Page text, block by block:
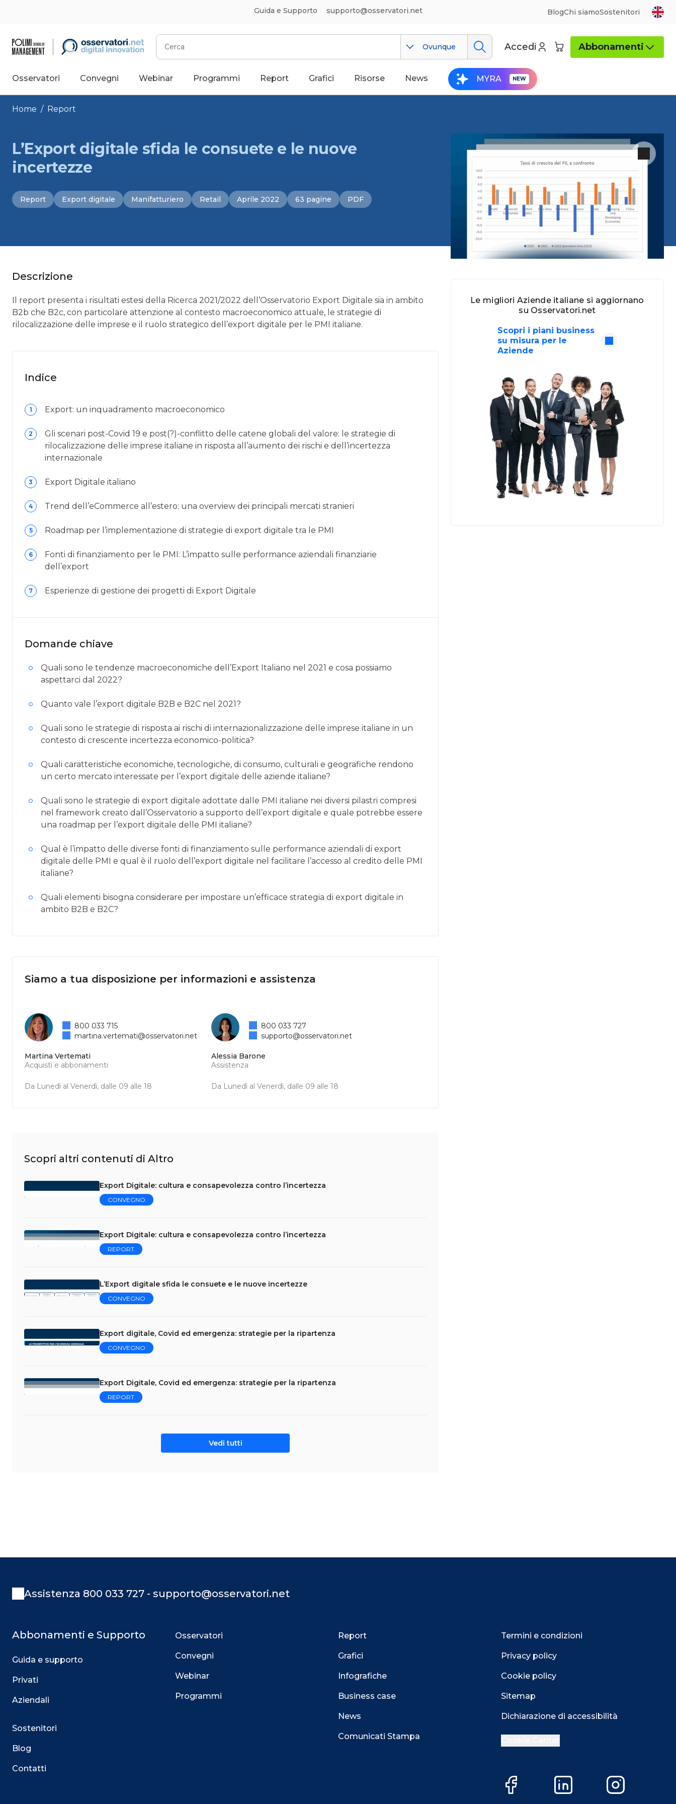
Guida e Supporto supporto@osservatori.net BlogChi siamoSostenitori
Cerca
Ovunque Accedi Abbonamenti
Osservatori Convegni Webinar Programmi Report Grafici Risorse News MYRA
Home / Report
L’Export digitale sfida le consuete e le nuove
incertezze
Report Export digitale Manifatturiero Retail Aprile 2022 63 pagine PDF
Descrizione
Il report presenta i risultati estesi della Ricerca 2021/2022 dell’Osservatorio Export Digitale sia in ambito
B2b che B2c, con particolare attenzione al contesto macroeconomico attuale, le strategie di
rilocalizzazione delle imprese e il ruolo strategico dell’export digitale per le PMI italiane.
Indice
1 Export: un inquadramento macroeconomico
2
Gli scenari post-Covid 19 e post(?)-conflitto delle catene globali del valore: le strategie di
rilocalizzazione delle imprese italiane in risposta all’aumento dei rischi e dell’incertezza
internazionale
3 Export Digitale italiano
4 Trend dell’eCommerce all’estero: una overview dei principali mercati stranieri
5 Roadmap per l’implementazione di strategie di export digitale tra le PMI
6
Fonti di finanziamento per le PMI: L’impatto sulle performance aziendali finanziarie
dell’export
7 Esperienze di gestione dei progetti di Export Digitale
Domande chiave
Quali sono le tendenze macroeconomiche dell’Export Italiano nel 2021 e cosa possiamo
aspettarci dal 2022?
Quanto vale l’export digitale B2B e B2C nel 2021?
Quali sono le strategie di risposta ai rischi di internazionalizzazione delle imprese italiane in un
contesto di crescente incertezza economico-politica?
Quali caratteristiche economiche, tecnologiche, di consumo, culturali e geografiche rendono
un certo mercato interessate per l’export digitale delle aziende italiane?
Quali sono le strategie di export digitale adottate dalle PMI italiane nei diversi pilastri compresi
nel framework creato dall’Osservatorio a supporto dell’export digitale e quale potrebbe essere
una roadmap per l’export digitale delle PMI italiane?
Qual è l’impatto delle diverse fonti di finanziamento sulle performance aziendali di export
digitale delle PMI e qual è il ruolo dell’export digitale nel facilitare l’accesso al credito delle PMI
italiane?
Quali elementi bisogna considerare per impostare un’efficace strategia di export digitale in
ambito B2B e B2C?
Siamo a tua disposizione per informazioni e assistenza
Martina Vertemati
Acquisti e abbonamenti
Da Lunedì al Venerdì, dalle 09 alle 18
800 033 715
martina.vertemati@osservatori.net
Alessia Barone
Assistenza
Da Lunedì al Venerdì, dalle 09 alle 18
800 033 727
supporto@osservatori.net
Scopri altri contenuti di Altro
Export Digitale: cultura e consapevolezza contro l’incertezza
CONVEGNO
Export Digitale: cultura e consapevolezza contro l’incertezza
REPORT
L’Export digitale sfida le consuete e le nuove incertezze
CONVEGNO
Export digitale, Covid ed emergenza: strategie per la ripartenza
CONVEGNO
Export Digitale, Covid ed emergenza: strategie per la ripartenza
REPORT
Vedi tutti
Le migliori Aziende italiane si aggiornano
su Osservatori.net
Scopri i piani business
su misura per le
Aziende
Assistenza 800 033 727 - supporto@osservatori.net
Abbonamenti e Supporto
Guida e supporto
Privati
Aziendali
Sostenitori
Blog
Contatti
Osservatori
Convegni
Webinar
Programmi
Report
Grafici
Infografiche
Business case
News
Comunicati Stampa
Termini e condizioni
Privacy policy
Cookie policy
Sitemap
Dichiarazione di accessibilità
Facebook LinkedIn Instagram